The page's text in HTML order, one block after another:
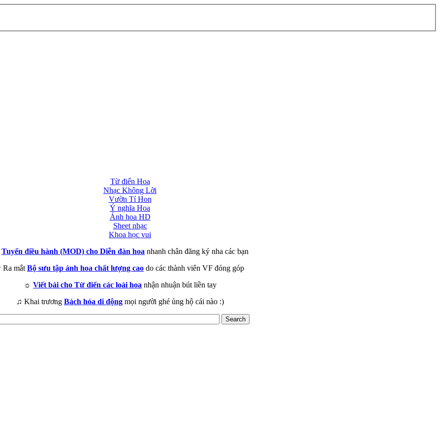
Từ điển Hoa
Nhạc Không Lời
Vườn Tí Hon
Ý nghĩa Hoa
Ảnh hoa HD
Sheet nhạc
Khoa học vui
Tuyển điều hành (MOD) cho Diễn đàn hoa nhanh chân đăng ký nha các bạn
Ra mắt Bộ sưu tập ảnh hoa chất lượng cao do các thành viên VF đóng góp
☼ Viết bài cho Từ điển các loài hoa nhận nhuận bút liền tay
♫ Khai trương Bách hóa di động mọi người ghé ủng hộ cái nào :)